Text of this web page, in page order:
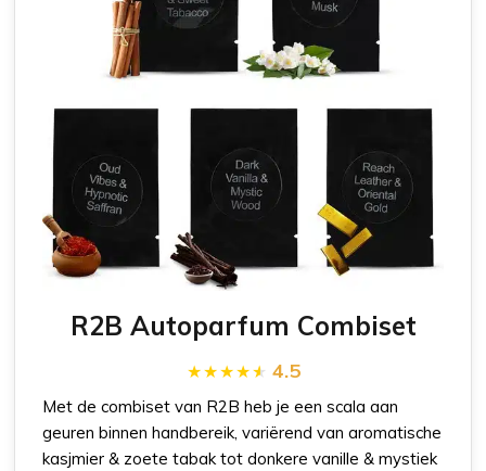
R2B Autoparfum Combiset
4.5
Met de combiset van R2B heb je een scala aan
geuren binnen handbereik, variërend van aromatische
kasjmier & zoete tabak tot donkere vanille & mystiek